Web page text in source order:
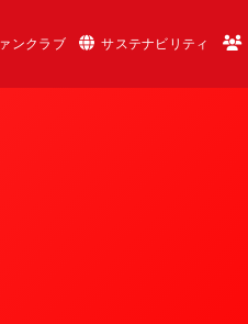
ンクラブ サステナビリティ